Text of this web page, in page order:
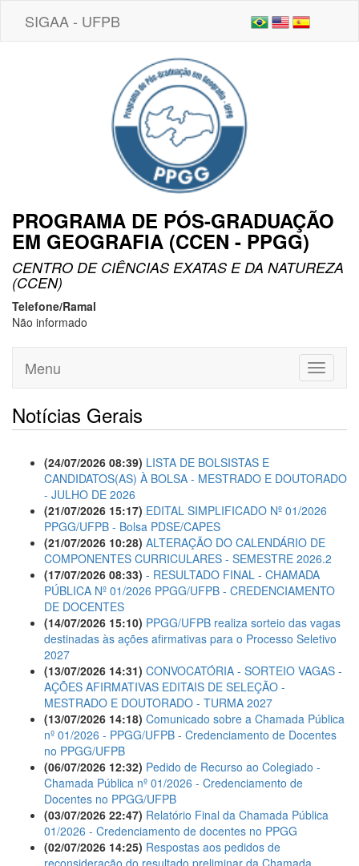
SIGAA - UFPB
PROGRAMA DE PÓS-GRADUAÇÃO
EM GEOGRAFIA (CCEN - PPGG)
CENTRO DE CIÊNCIAS EXATAS E DA NATUREZA
(CCEN)
Telefone/Ramal
Não informado
Toggle
Menu
Notícias Gerais
(24/07/2026 08:39) LISTA DE BOLSISTAS E
CANDIDATOS(AS) À BOLSA - MESTRADO E DOUTORADO
- JULHO DE 2026
(21/07/2026 15:17) EDITAL SIMPLIFICADO Nº 01/2026
PPGG/UFPB - Bolsa PDSE/CAPES
(21/07/2026 10:28) ALTERAÇÃO DO CALENDÁRIO DE
COMPONENTES CURRICULARES - SEMESTRE 2026.2
(17/07/2026 08:33) - RESULTADO FINAL - CHAMADA
PÚBLICA Nº 01/2026 PPGG/UFPB - CREDENCIAMENTO
DE DOCENTES
(14/07/2026 15:10) PPGG/UFPB realiza sorteio das vagas
destinadas às ações afirmativas para o Processo Seletivo
2027
(13/07/2026 14:31) CONVOCATÓRIA - SORTEIO VAGAS -
AÇÕES AFIRMATIVAS EDITAIS DE SELEÇÃO -
MESTRADO E DOUTORADO - TURMA 2027
(13/07/2026 14:18) Comunicado sobre a Chamada Pública
nº 01/2026 - PPGG/UFPB - Credenciamento de Docentes
no PPGG/UFPB
(06/07/2026 12:32) Pedido de Recurso ao Colegiado -
Chamada Pública nº 01/2026 - Credenciamento de
Docentes no PPGG/UFPB
(03/07/2026 22:47) Relatório Final da Chamada Pública
01/2026 - Credenciamento de docentes no PPGG
(02/07/2026 14:25) Respostas aos pedidos de